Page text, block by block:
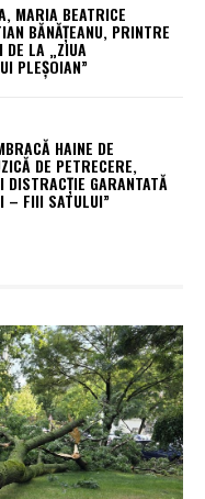
MARIA BEATRICE
BĂNĂȚEANU, PRINTRE
DE LA „ZIUA
PLEȘOIAN”
HAINE DE
DE PETRECERE,
GARANTATĂ
– FIII SATULUI”